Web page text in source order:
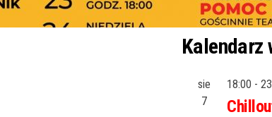
Kalendarz
sie
7
18:00 -